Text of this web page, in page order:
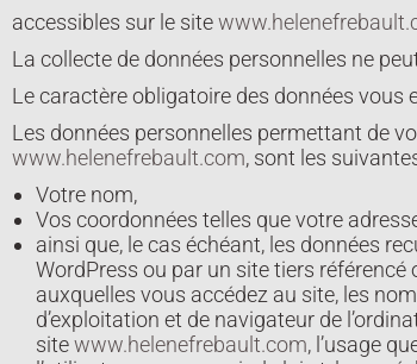
accessibles sur le site
La collecte de données personnelles ne
Le caractère obligatoire des données vous
Les données personnelles permettant de
www.helenefrebault.com, sont les
Votre nom,
Vos coordonnées telles que votre
ainsi que, le cas échéant, les données
WordPress ou par un site tiers référencé
auxquelles vous accédez au site, les
d’exploitation et de navigateur de
sitewww.helenefrebault.com, l’usage